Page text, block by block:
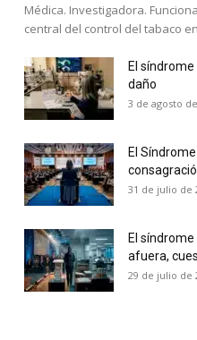
las últimas
diario y recibe todas las
de daños en tu correo
and receive all the news
reduction in your email.
Médica. Investigadora.
central del control del tabaco
El síndrome
daño
3 de agosto
El
31 de julio de
El
afuera,
29 de julio de